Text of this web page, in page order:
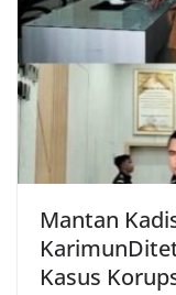
Mantan
Kasus